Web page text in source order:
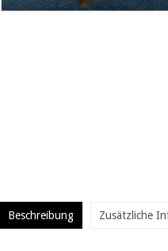
Beschreibung Zusätzliche